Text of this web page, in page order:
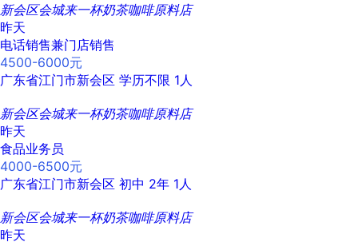
新会区会城来一杯奶茶咖啡原料店
昨天
电话销售兼门店销售
4500-6000元
广东省江门市新会区 学历不限 1人
新会区会城来一杯奶茶咖啡原料店
昨天
食品业务员
4000-6500元
广东省江门市新会区 初中 2年 1人
新会区会城来一杯奶茶咖啡原料店
昨天